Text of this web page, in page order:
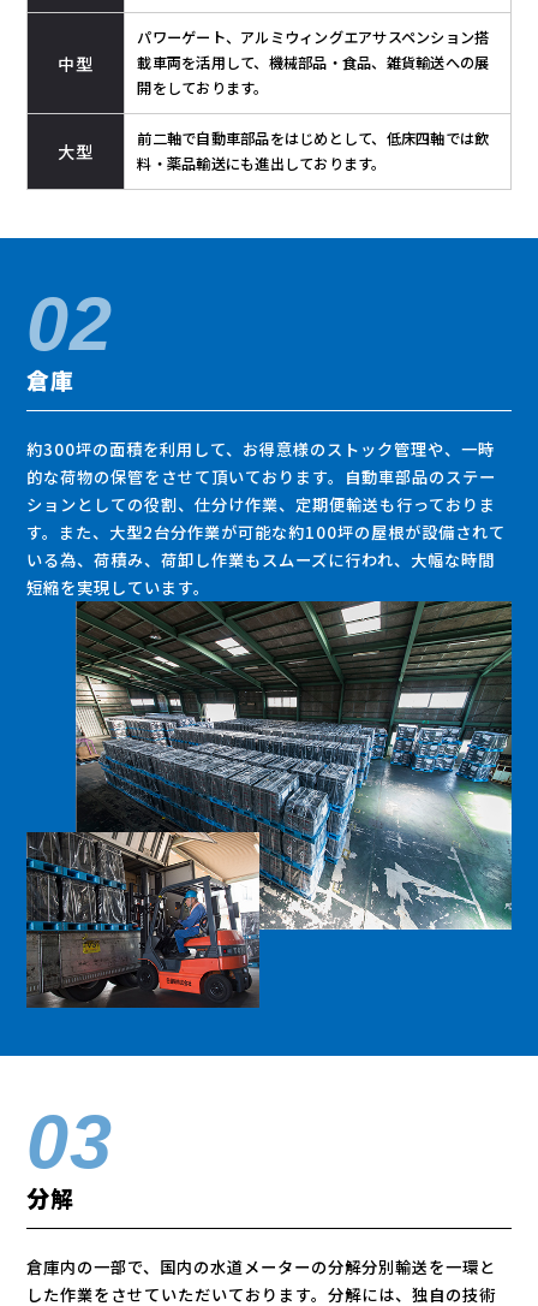
中型
パワーゲート、アルミウィングエアサスペンション搭
載車両を活用して、機械部品・食品、雑貨輸送への展
開をしております。
大型
前二軸で自動車部品をはじめとして、低床四軸では飲
料・薬品輸送にも進出しております。
倉庫
約300坪の面積を利用して、お得意様のストック管理や、一時
的な荷物の保管をさせて頂いております。自動車部品のステー
ションとしての役割、仕分け作業、定期便輸送も行っておりま
す。また、大型2台分作業が可能な約100坪の屋根が設備されて
いる為、荷積み、荷卸し作業もスムーズに行われ、大幅な時間
短縮を実現しています。
分解
倉庫内の一部で、国内の水道メーターの分解分別輸送を一環と
した作業をさせていただいております。分解には、独自の技術